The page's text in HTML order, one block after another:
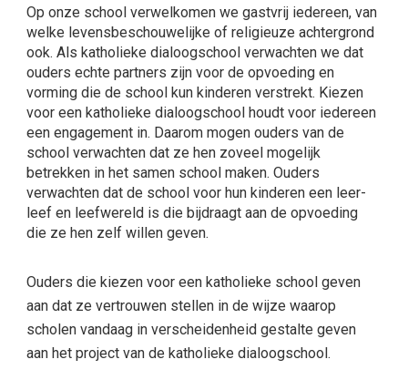
Op onze school verwelkomen we gastvrij iedereen, van
welke levensbeschouwelijke of religieuze achtergrond
ook. Als katholieke dialoogschool verwachten we dat
ouders echte partners zijn voor de opvoeding en
vorming die de school kun kinderen verstrekt. Kiezen
voor een katholieke dialoogschool houdt voor iedereen
een engagement in. Daarom mogen ouders van de
school verwachten dat ze hen zoveel mogelijk
betrekken in het samen school maken. Ouders
verwachten dat de school voor hun kinderen een leer-
leef en leefwereld is die bijdraagt aan de opvoeding
die ze hen zelf willen geven.
Ouders die kiezen voor een katholieke school geven
aan dat ze vertrouwen stellen in de wijze waarop
scholen vandaag in verscheidenheid gestalte geven
aan het project van de katholieke dialoogschool.